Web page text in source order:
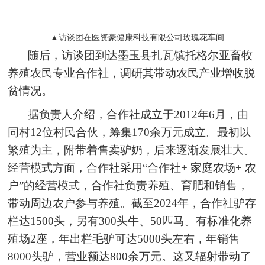
▲访谈团在医资豪健康科技有限公司玫瑰花车间
随后，访谈团到达墨玉县扎瓦镇托格尔亚畜牧
养殖农民专业合作社，调研其带动农民产业增收脱
贫情况。
据负责人介绍，合作社成立于2012年6月，由
同村12位村民合伙，筹集170余万元成立。最初以
繁殖为主，附带着售卖驴奶，后来逐渐发展壮大。
经营模式方面，合作社采用“合作社+ 家庭农场+ 农
户”的经营模式，合作社负责养殖、育肥和销售，
带动周边农户参与养殖。截至2024年，合作社驴存
栏达1500头，另有300头牛、50匹马。有标准化养
殖场2座，年出栏毛驴可达5000头左右，年销售
8000头驴，营业额达800余万元。这又辐射带动了